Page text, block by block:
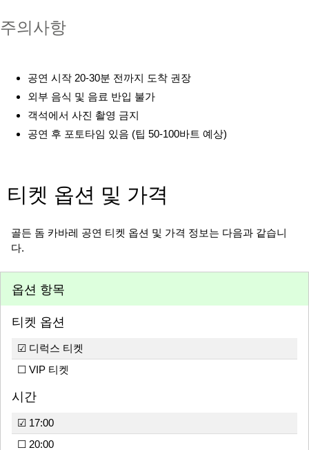
주의사항
공연 시작 20-30분 전까지 도착 권장
외부 음식 및 음료 반입 불가
객석에서 사진 촬영 금지
공연 후 포토타임 있음 (팁 50-100바트 예상)
티켓 옵션 및 가격
골든 돔 카바레 공연 티켓 옵션 및 가격 정보는 다음과 같습니
다.
옵션 항목
티켓 옵션
☑ 디럭스 티켓
☐ VIP 티켓
시간
☑ 17:00
☐ 20:00